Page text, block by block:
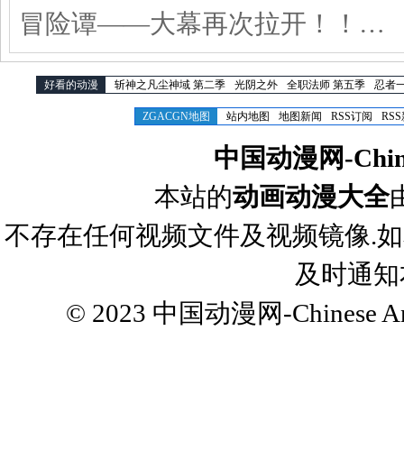
冒险谭——大幕再次拉开！！…
好看的动漫 斩神之凡尘神域 第二季 光阴之外 全职法师 第五季 忍者
ZGACGN地图 站内地图 地图新闻 RSS订阅
中国动漫网-
本站的动画动漫大全
不存在任何视频文件及视频镜像.
及时通
© 2023 中国动漫网-Chinese